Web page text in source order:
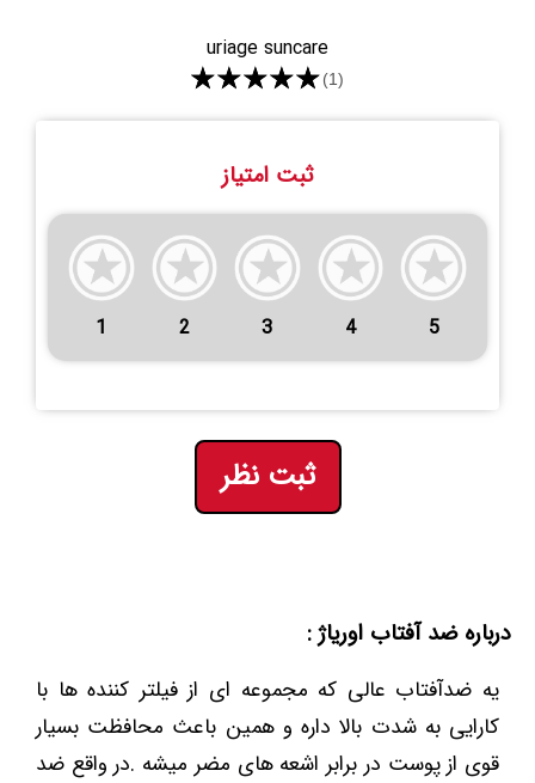
uriage suncare
★★★★★(1)
ثبت امتیاز
1 2 3 4 5
ثبت نظر
درباره ضد آفتاب اوریاژ :
یه ضدآفتاب عالی که مجموعه ای از فیلتر کننده ها با
کارایی به شدت بالا داره و همین باعث محافظت بسیار
قوی از پوست در برابر اشعه های مضر میشه .در واقع ضد